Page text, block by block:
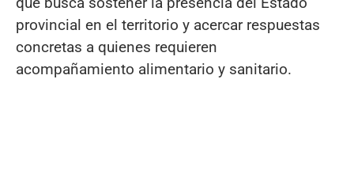
provincial en el territorio y acercar respuestas
concretas a quienes requieren
acompañamiento alimentario y sanitario.